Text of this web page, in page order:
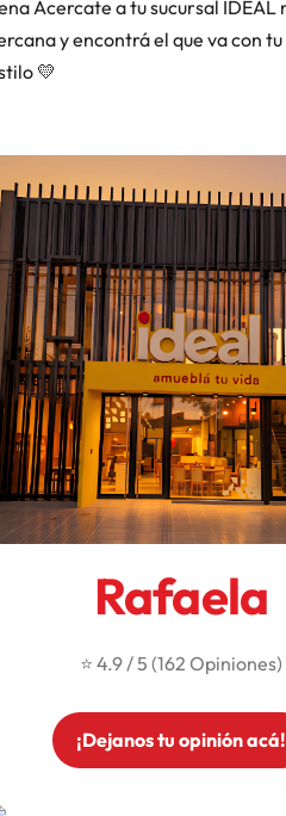
Rafaela
⭐ 4.9 / 5 (162 Opiniones)
¡Dejanos tu opinión acá!